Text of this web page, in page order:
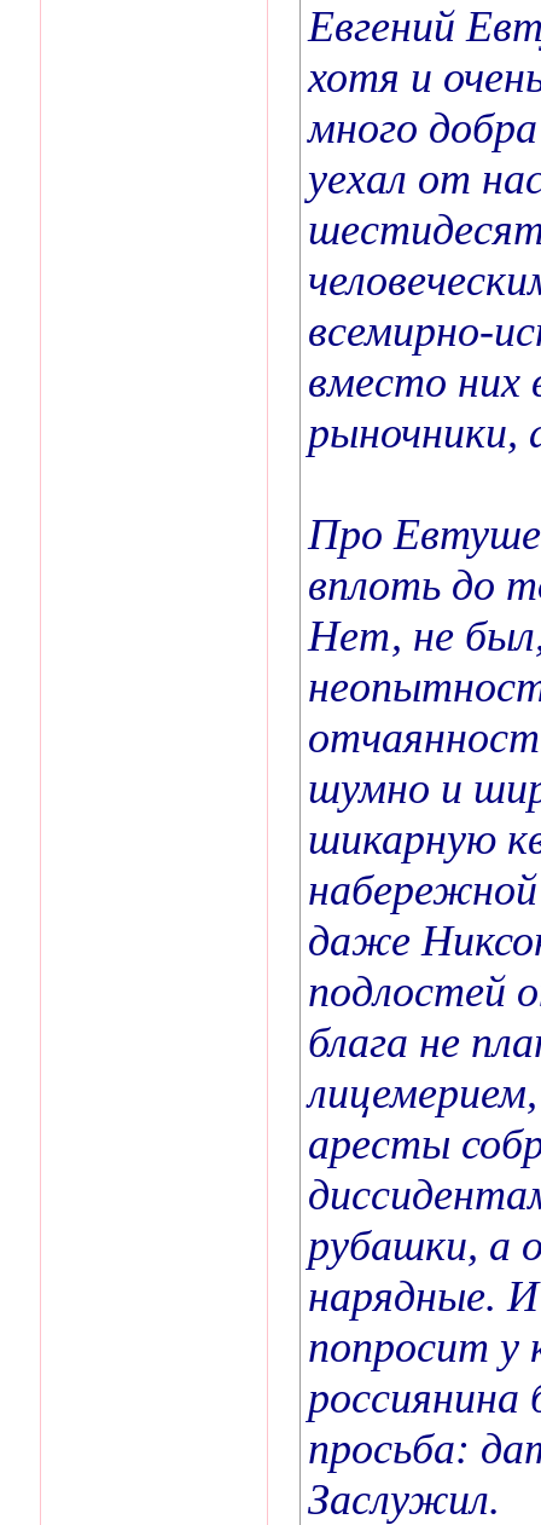
Евгений
хотя и
много
уехал от
всемирно-
вместо них
рыночники,
Про
вплоть до
Нет, не
шумно и
шикарную
даже
подлостей
блага не
аресты
рубашки, а
нарядные.
попросит у
россиянина
просьба:
Заслужил.